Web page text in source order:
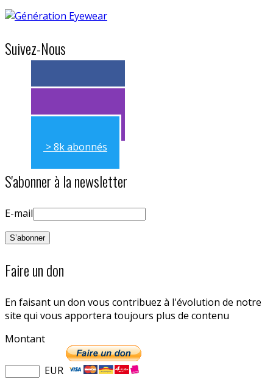
Suivez-Nous
> 11k abonnés
> 11k abonnés
> 8k abonnés
S'abonner à la newsletter
E-mail
Faire un don
En faisant un don vous contribuez à l'évolution de notre
site qui vous apportera toujours plus de contenu
Montant
EUR